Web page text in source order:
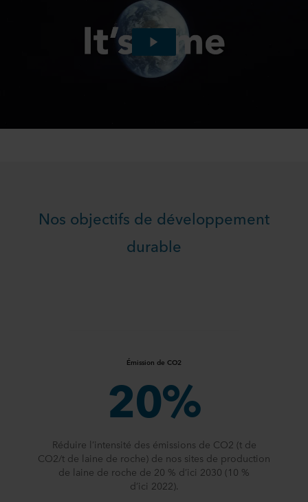
Nos objectifs de développement
durable
Émission de CO2
20%
Réduire l’intensité des émissions de CO2 (t de
CO2/t de laine de roche) de nos sites de production
de laine de roche de 20 % d’ici 2030 (10 %
d’ici 2022).